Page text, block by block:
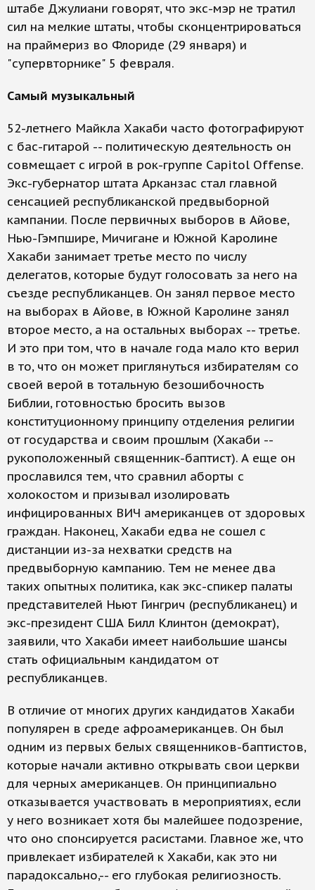
штабе Джулиани говорят, что экс-мэр не тратил
сил на мелкие штаты, чтобы сконцентрироваться
на праймериз во Флориде (29 января) и
"супервторнике" 5 февраля.
Самый музыкальный
52-летнего Майкла Хакаби часто фотографируют
с бас-гитарой -- политическую деятельность он
совмещает с игрой в рок-группе Capitol Offense.
Экс-губернатор штата Арканзас стал главной
сенсацией республиканской предвыборной
кампании. После первичных выборов в Айове,
Нью-Гэмпшире, Мичигане и Южной Каролине
Хакаби занимает третье место по числу
делегатов, которые будут голосовать за него на
съезде республиканцев. Он занял первое место
на выборах в Айове, в Южной Каролине занял
второе место, а на остальных выборах -- третье.
И это при том, что в начале года мало кто верил
в то, что он может приглянуться избирателям со
своей верой в тотальную безошибочность
Библии, готовностью бросить вызов
конституционному принципу отделения религии
от государства и своим прошлым (Хакаби --
рукоположенный священник-баптист). А еще он
прославился тем, что сравнил аборты с
холокостом и призывал изолировать
инфицированных ВИЧ американцев от здоровых
граждан. Наконец, Хакаби едва не сошел с
дистанции из-за нехватки средств на
предвыборную кампанию. Тем не менее два
таких опытных политика, как экс-спикер палаты
представителей Ньют Гингрич (республиканец) и
экс-президент США Билл Клинтон (демократ),
заявили, что Хакаби имеет наибольшие шансы
стать официальным кандидатом от
республиканцев.
В отличие от многих других кандидатов Хакаби
популярен в среде афроамериканцев. Он был
одним из первых белых священников-баптистов,
которые начали активно открывать свои церкви
для черных американцев. Он принципиально
отказывается участвовать в мероприятиях, если
у него возникает хотя бы малейшее подозрение,
что оно спонсируется расистами. Главное же, что
привлекает избирателей к Хакаби, как это ни
парадоксально,-- его глубокая религиозность.